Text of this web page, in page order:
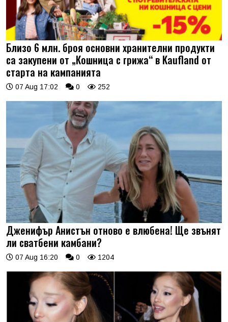
Близо 6 млн. броя основни хранителни продукти
са закупени от „Кошница с грижа“ в Kaufland от
старта на кампанията
07 Aug 17:02 0 252
Дженифър Анистън отново е влюбена! Ще звънят
ли сватбени камбани?
07 Aug 16:20 0 1204